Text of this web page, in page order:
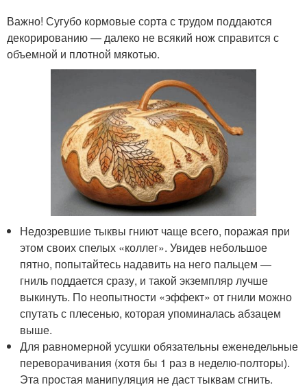
Важно! Сугубо кормовые сорта с трудом поддаются
декорированию — далеко не всякий нож справится с
объемной и плотной мякотью.
Недозревшие тыквы гниют чаще всего, поражая при
этом своих спелых «коллег». Увидев небольшое
пятно, попытайтесь надавить на него пальцем —
гниль поддается сразу, и такой экземпляр лучше
выкинуть. По неопытности «эффект» от гнили можно
спутать с плесенью, которая упоминалась абзацем
выше.
Для равномерной усушки обязательны еженедельные
переворачивания (хотя бы 1 раз в неделю-полторы).
Эта простая манипуляция не даст тыквам сгнить.